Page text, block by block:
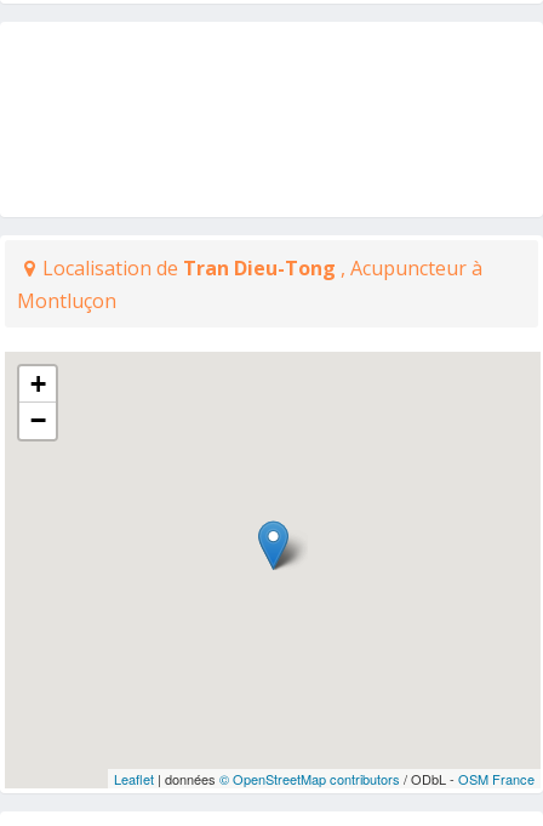
Localisation de Tran Dieu-Tong , Acupuncteur à
Montluçon
+
−
Leaflet| données © OpenStreetMap contributors / ODbL - OSM France